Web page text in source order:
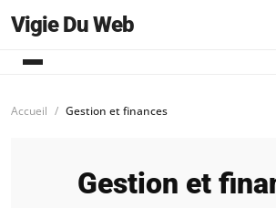
Vigie Du Web
Accueil Gestion et finances
Gestion et